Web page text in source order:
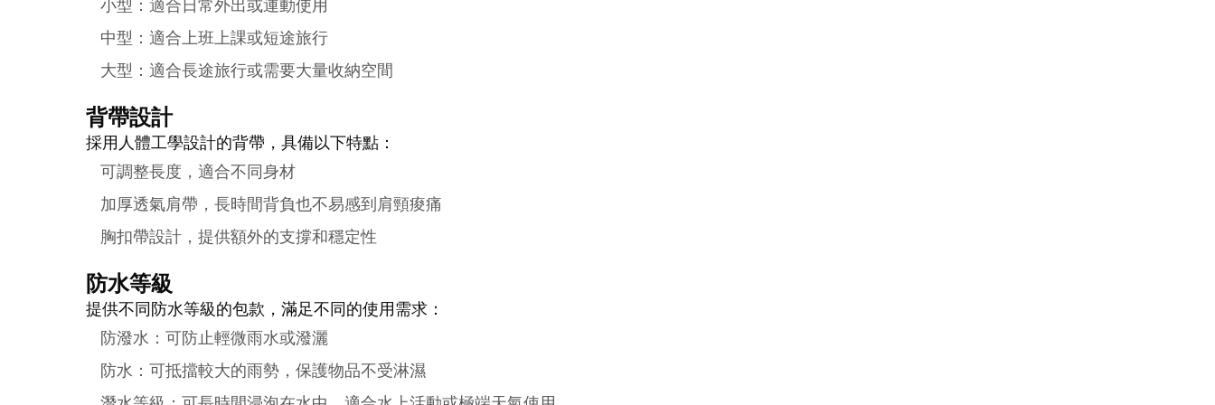
小型：適合日常外出或運動使用
中型：適合上班上課或短途旅行
大型：適合長途旅行或需要大量收納空間
背帶設計
採用人體工學設計的背帶，具備以下特點：
可調整長度，適合不同身材
加厚透氣肩帶，長時間背負也不易感到肩頸痠痛
胸扣帶設計，提供額外的支撐和穩定性
防水等級
提供不同防水等級的包款，滿足不同的使用需求：
防潑水：可防止輕微雨水或潑灑
防水：可抵擋較大的雨勢，保護物品不受淋濕